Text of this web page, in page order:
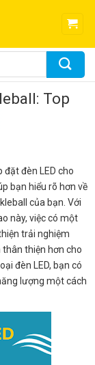
Top
đèn LED cho
bạn hiểu rõ hơn về
của bạn. Với
này, việc có một
trải nghiệm
thiện hơn cho
đèn LED, bạn có
lượng một cách